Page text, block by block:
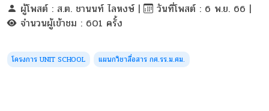
ผู้โพสต์ : ส.ต. ชานนท์ ไลหงษ์ |
วันที่โพสต์ : 6 พ.ย. 66 |
จำนวนผู้เข้าชม : 601 ครั้ง
โครงการ UNIT SCHOOL แผนกวิชาสื่อสาร กศ.รร.ม.ศม.